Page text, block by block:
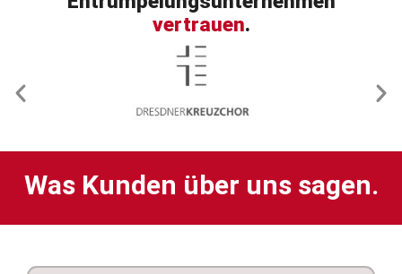
vertrauen.
Was Kunden über uns sagen.